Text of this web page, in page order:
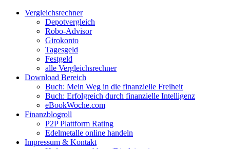
Zum
Facebook
Twitter
Instagram
Pinterest
YouTubeVergleichsrechner
Depotvergleich
Robo-Advisor
Girokonto
Tagesgeld
Festgeld
alle Vergleichsrechner
Download Bereich
Buch: Mein Weg in die finanzielle Freiheit
Buch: Erfolgreich durch finanzielle Intelligenz
eBookWoche.com
Finanzblogroll
P2P Plattform Rating
Edelmetalle online handeln
Impressum & Kontakt